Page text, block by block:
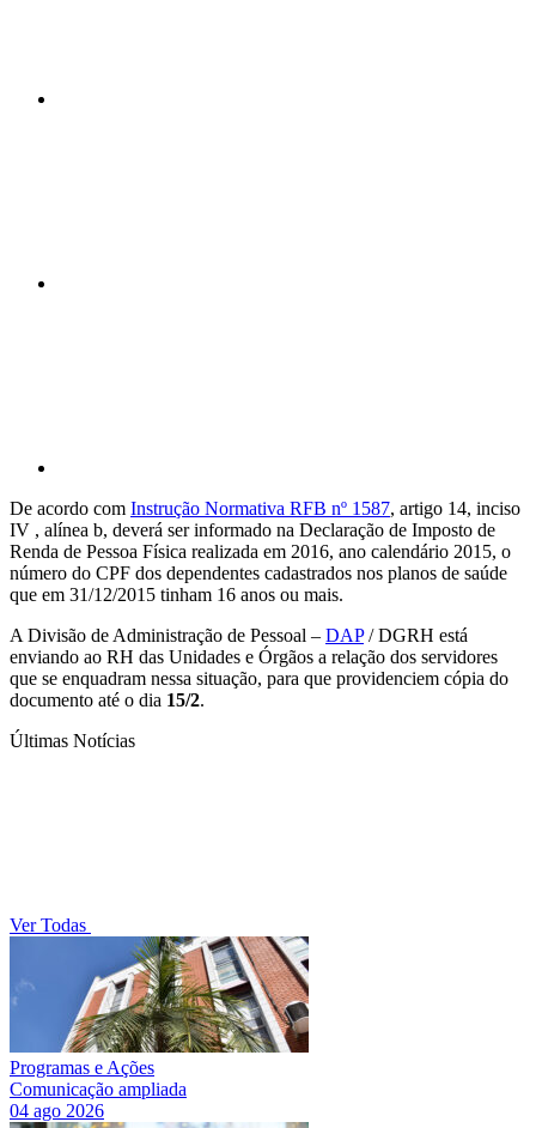
De acordo com Instrução Normativa RFB nº 1587, artigo 14, inciso
IV , alínea b, deverá ser informado na Declaração de Imposto de
Renda de Pessoa Física realizada em 2016, ano calendário 2015, o
número do CPF dos dependentes cadastrados nos planos de saúde
que em 31/12/2015 tinham 16 anos ou mais.
A Divisão de Administração de Pessoal – DAP/ DGRH está
enviando ao RH das Unidades e Órgãos a relação dos servidores
que se enquadram nessa situação, para que providenciem cópia do
documento até o dia 15/2.
Últimas Notícias
Ver Todas
Programas e Ações
Comunicação ampliada
04 ago 2026